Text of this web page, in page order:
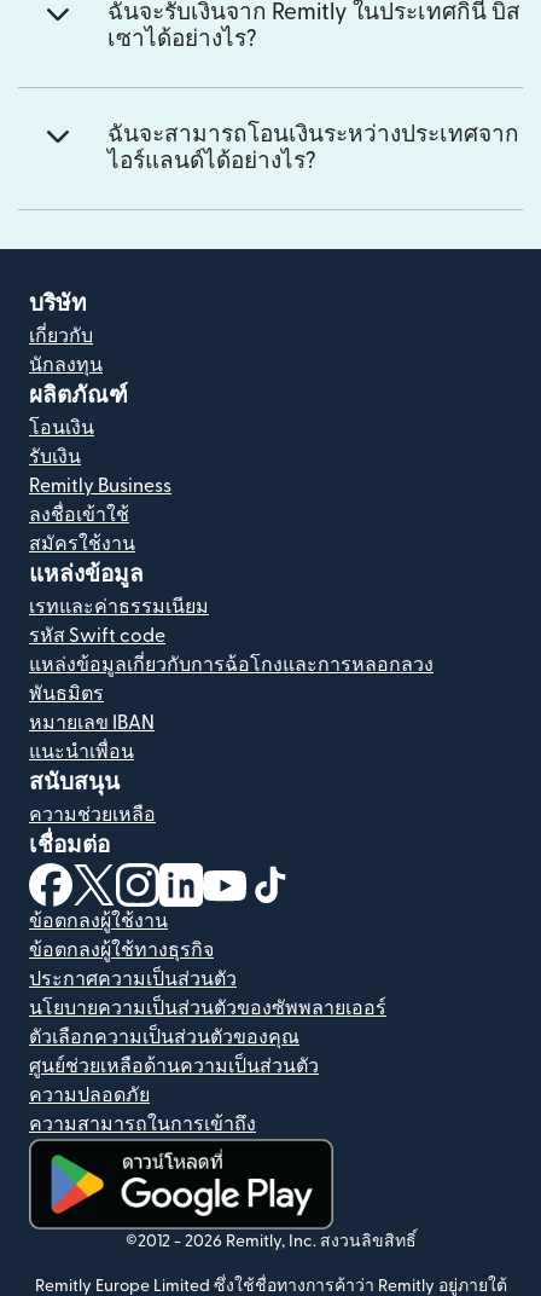
ฉันจะรับเงินจาก Remitly ในประเทศกินี บิส
เซาได้อย่างไร?
ฉันจะสามารถโอนเงินระหว่างประเทศจาก
ไอร์แลนด์ได้อย่างไร?
บริษัท
เกี่ยวกับ
นักลงทุน
ผลิตภัณฑ์
โอนเงิน
รับเงิน
Remitly Business
ลงชื่อเข้าใช้
สมัครใช้งาน
แหล่งข้อมูล
เรทและค่าธรรมเนียม
รหัส Swift code
แหล่งข้อมูลเกี่ยวกับการฉ้อโกงและการหลอกลวง
พันธมิตร
หมายเลข IBAN
แนะนำเพื่อน
สนับสนุน
ความช่วยเหลือ
เชื่อมต่อ
(เปิดในหน้าต่างใหม่)
(เปิดในหน้าต่างใหม่)
(เปิดในหน้าต่างใหม่)
(เปิดในหน้าต่างใหม่)
(เปิดในหน้าต่างใหม่)
ข้อตกลงผู้ใช้งาน
ข้อตกลงผู้ใช้ทางธุรกิจ
ประกาศความเป็นส่วนตัว
นโยบายความเป็นส่วนตัวของซัพพลายเออร์
ตัวเลือกความเป็นส่วนตัวของคุณ
ศูนย์ช่วยเหลือด้านความเป็นส่วนตัว
ความปลอดภัย
ความสามารถในการเข้าถึง
(เปิดในหน้าต่างใหม่)
©2012 - 2026 Remitly, Inc. สงวนลิขสิทธิ์
Remitly Europe Limited ซึ่งใช้ชื่อทางการค้าว่า Remitly อยู่ภายใต้